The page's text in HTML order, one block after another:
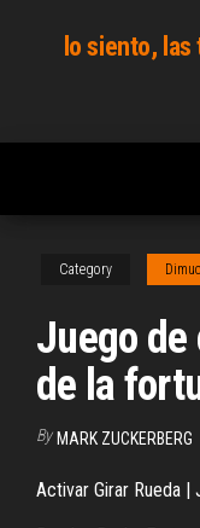
lo siento,
Category
Juego de
de la
By MARK ZUCKERBERG
Activar Girar Rueda